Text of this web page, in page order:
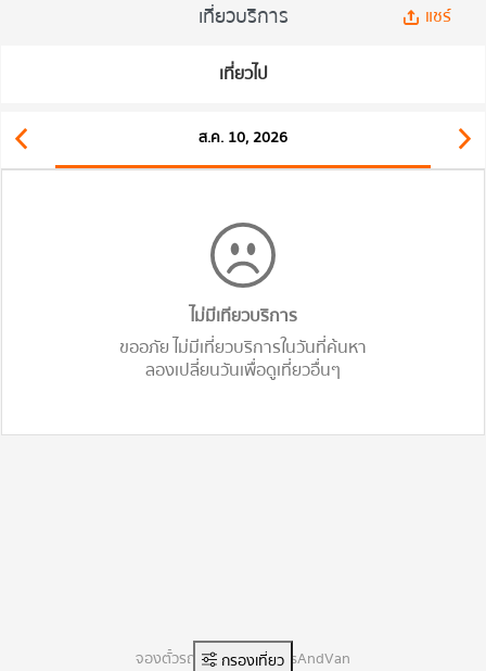
เที่ยวบริการ แชร์
เที่ยวไป
ส.ค. 10, 2026
ไม่มีเทียวบริการ
ขออภัย ไม่มีเที่ยวบริการในวันที่ค้นหา
ลองเปลี่ยนวันเพื่อดูเที่ยวอื่นๆ
กรองเที่ยว
จองตั๋วรถทัวร์ออนไลน์ BusAndVan